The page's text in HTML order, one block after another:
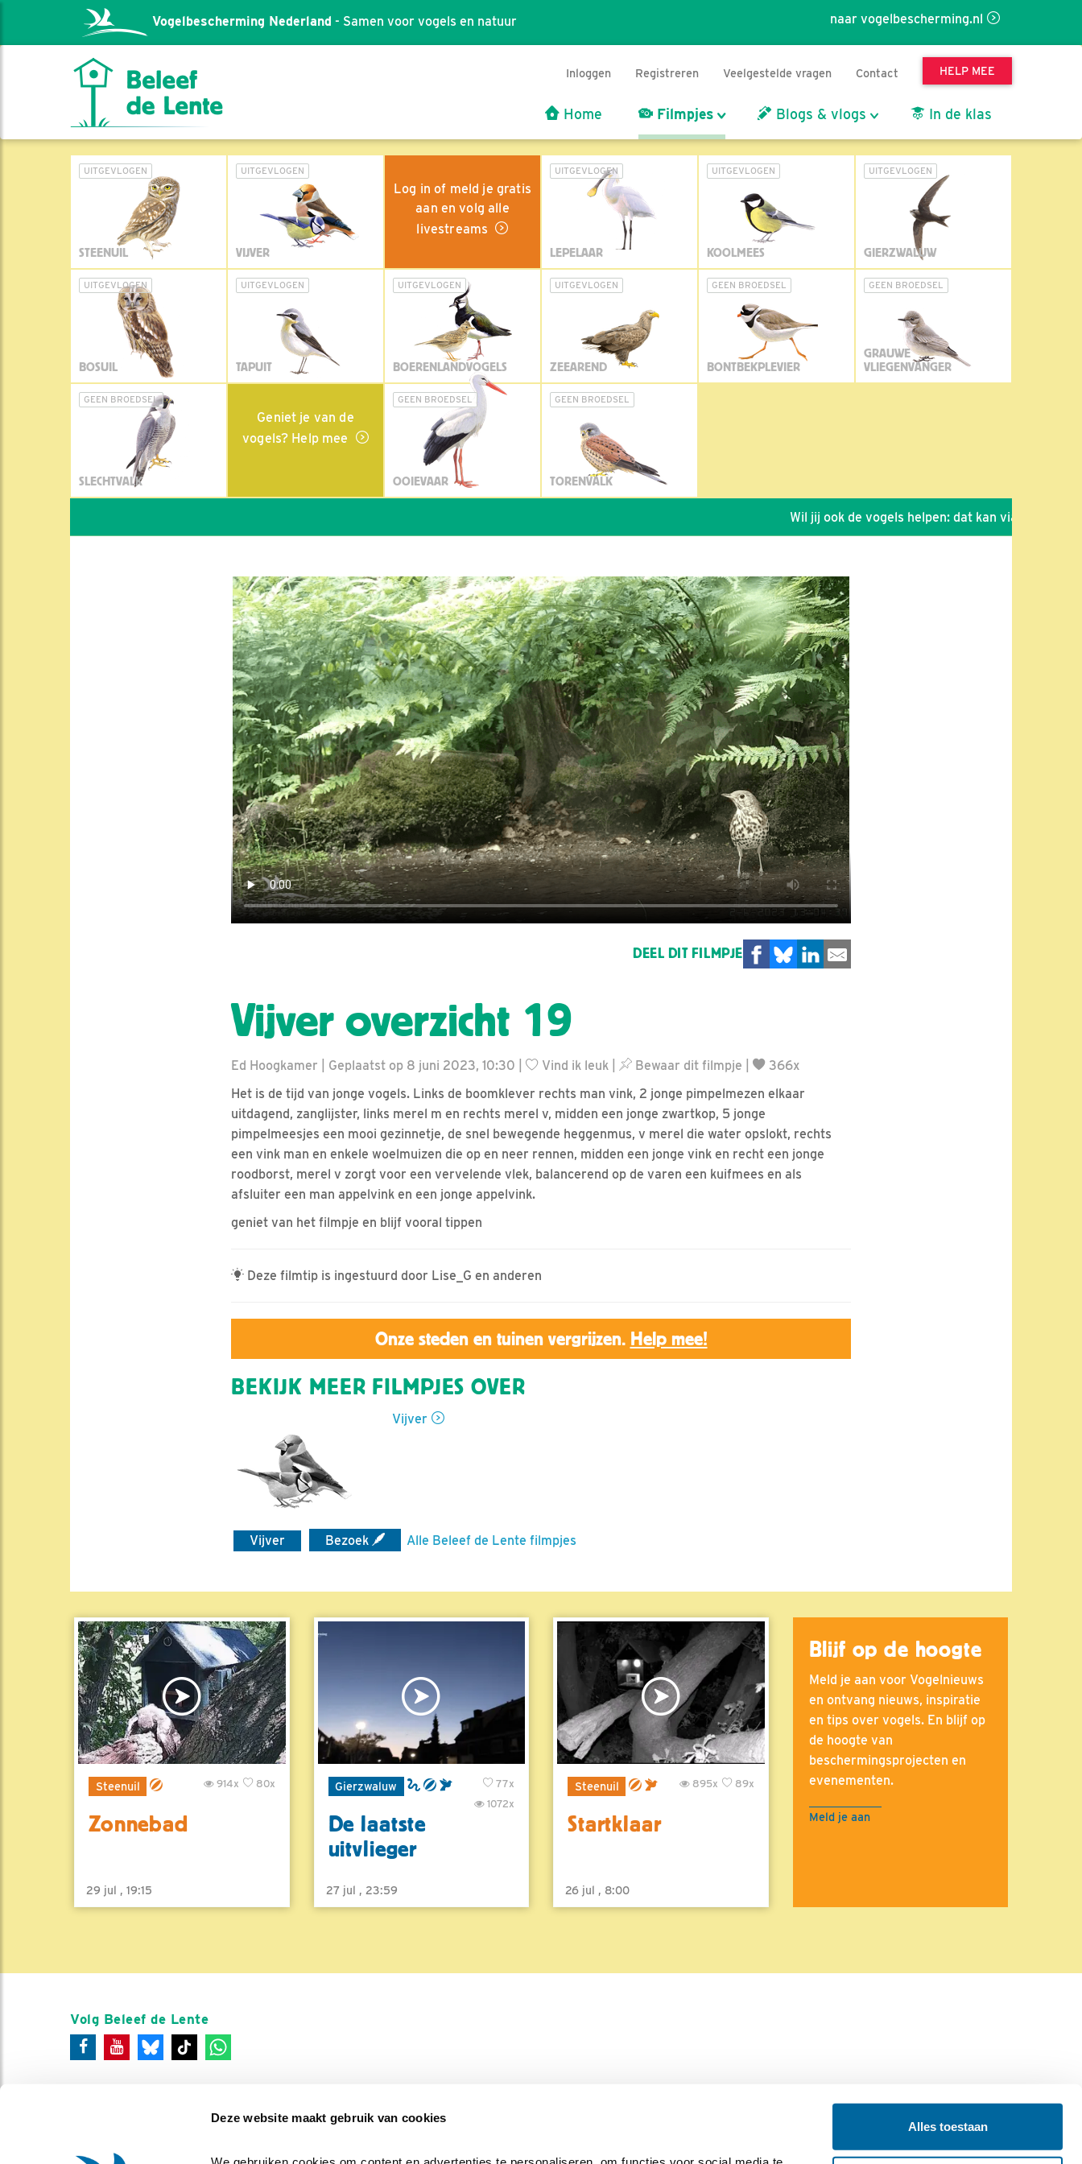
Deze website maakt gebruik van cookies
Alles toestaan
naar vogelbescherming.nl
Vogelbescherming Nederland - Samen voor vogels en natuur
Inloggen Registreren Veelgestelde vragen Contact HELP MEE
Home Filmpjes Blogs & vlogs In de klas
UITGEVLOGEN
STEENUIL
UITGEVLOGEN
VIJVER
Log in of meld je gratis
aan en volg alle
livestreams
UITGEVLOGEN
LEPELAAR
UITGEVLOGEN
KOOLMEES
UITGEVLOGEN
GIERZWALUW
UITGEVLOGEN
BOSUIL
UITGEVLOGEN
TAPUIT
UITGEVLOGEN
BOERENLANDVOGELS
UITGEVLOGEN
ZEEAREND
GEEN BROEDSEL
BONTBEKPLEVIER
GEEN BROEDSEL
GRAUWE
VLIEGENVANGER
GEEN BROEDSEL
SLECHTVALK
Geniet je van de
vogels? Help mee
GEEN BROEDSEL
OOIEVAAR
GEEN BROEDSEL
TORENVALK
Wil jij ook de vogels helpen: dat kan via de link!
DEEL DIT FILMPJE
Vijver overzicht 19
Ed Hoogkamer | Geplaatst op 8 juni 2023, 10:30 | Vind ik leuk Bewaar dit filmpje
366x
Het is de tijd van jonge vogels. Links de boomklever rechts man vink, 2 jonge pimpelmezen elkaar
uitdagend, zanglijster, links merel m en rechts merel v, midden een jonge zwartkop, 5 jonge
pimpelmeesjes een mooi gezinnetje, de snel bewegende heggenmus, v merel die water opslokt, rechts
een vink man en enkele woelmuizen die op en neer rennen, midden een jonge vink en recht een jonge
roodborst, merel v zorgt voor een vervelende vlek, balancerend op de varen een kuifmees en als
afsluiter een man appelvink en een jonge appelvink.
geniet van het filmpje en blijf vooral tippen
Deze filmtip is ingestuurd door Lise_G en anderen
Onze steden en tuinen vergrijzen. Help mee!
BEKIJK MEER FILMPJES OVER
Vijver
Vijver Bezoek Alle Beleef de Lente filmpjes
Steenuil 80x
914x
Zonnebad
29 jul , 19:15
Gierzwaluw
77x
1072x
De laatste
uitvlieger
27 jul , 23:59
Steenuil 89x
895x
Startklaar
26 jul , 8:00
Blijf op de hoogte
Meld je aan voor Vogelnieuws
en ontvang nieuws, inspiratie
en tips over vogels. En blijf op
de hoogte van
beschermingsprojecten en
evenementen.
Meld je aan
Volg Beleef de Lente
Colofon